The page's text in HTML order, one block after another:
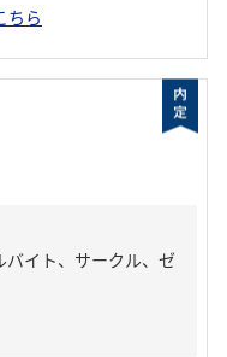
ちら
イト、サークル、ゼ